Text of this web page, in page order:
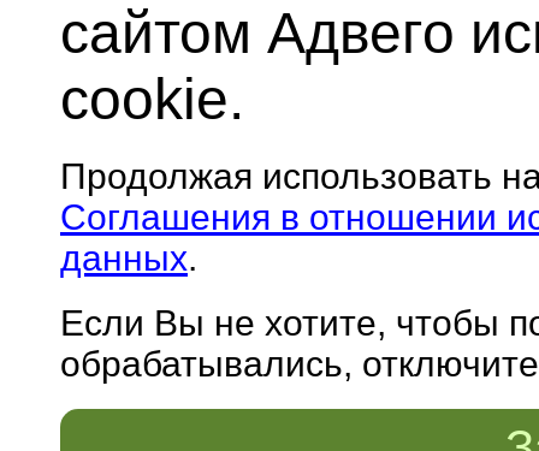
сайтом Адвего
cookie.
Продолжая использовать
Соглашения в отношении
данных.
Если Вы не хотите, чтобы
обрабатывались,